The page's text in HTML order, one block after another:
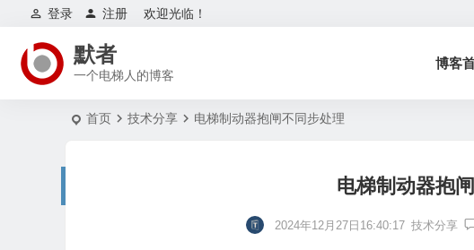
欢迎光临！
登录 注册
默者
一个电梯人的博客
博客
首页 技术分享 电梯制动器抱闸不同步处理
电梯制动器抱
2024年12月27日16:40:17 技术分享